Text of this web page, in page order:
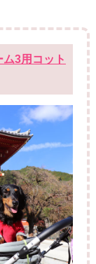
3用コット